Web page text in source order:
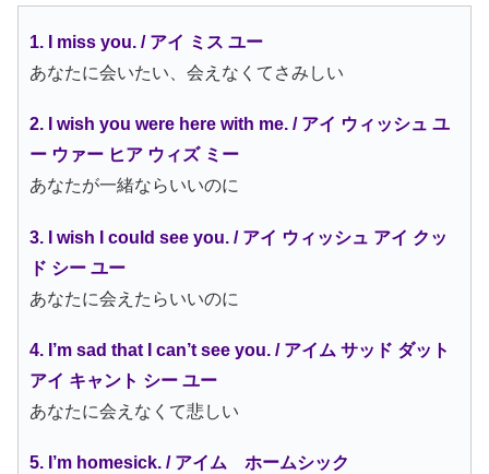
1. I miss you. / アイ ミス ユー
あなたに会いたい、会えなくてさみしい
2. I wish you were here with me. / アイ ウィッシュ ユ
ー ウァー ヒア ウィズ ミー
あなたが一緒ならいいのに
3. I wish I could see you. / アイ ウィッシュ アイ クッ
ド シー ユー
あなたに会えたらいいのに
4. I’m sad that I can’t see you. / アイム サッド ダット
アイ キャント シー ユー
あなたに会えなくて悲しい
5. I’m homesick. / アイム ホームシック